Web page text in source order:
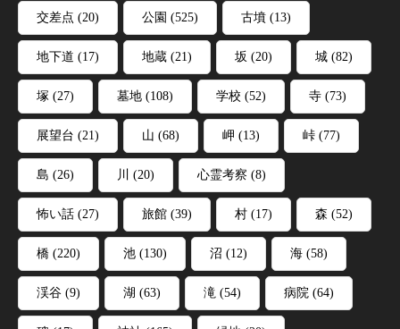
交差点 (20) 公園 (525) 古墳 (13)
地下道 (17) 地蔵 (21) 坂 (20) 城 (82)
塚 (27) 墓地 (108) 学校 (52) 寺 (73)
展望台 (21) 山 (68) 岬 (13) 峠 (77)
島 (26) 川 (20) 心霊考察 (8)
怖い話 (27) 旅館 (39) 村 (17) 森 (52)
橋 (220) 池 (130) 沼 (12) 海 (58)
渓谷 (9) 湖 (63) 滝 (54) 病院 (64)